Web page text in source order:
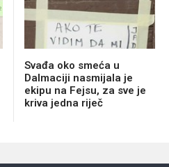
Svađa oko smeća u
Dalmaciji nasmijala je
ekipu na Fejsu, za sve je
kriva jedna riječ